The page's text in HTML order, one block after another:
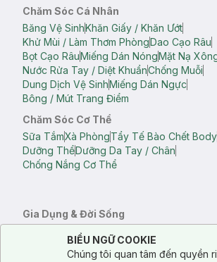
Chăm Sóc Cá Nhân
Băng Vệ SinhKhăn Giấy / Khăn Ướt
Khử Mùi / Làm Thơm PhòngDao Cạo Râu
Bọt Cạo RâuMiếng Dán NóngMặt Nạ
Nước Rửa Tay / Diệt KhuẩnChống Muỗi
Dung Dịch Vệ SinhMiếng Dán Ngực
Bông / Mút Trang Điểm
Chăm Sóc Cơ Thể
Sữa TắmXà PhòngTẩy Tế Bào Chết Body
Dưỡng ThểDưỡng Da Tay / Chân
Chống Nắng Cơ Thể
Gia Dụng & Đời Sống
Bông Tắm / Phụ Kiện Tắm
Phụ Kiện Điện Thoại Quạt Cầm Tay / Quạt
Khử Mùi / Làm Thơm PhòngNước Giặt
Cookie Consent
Notice about cookies usage
BIỂU NGỮ COOKIE
Chúng tôi quan tâm đến quyền